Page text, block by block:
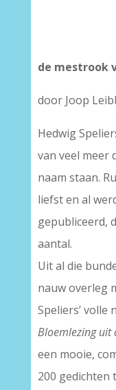
de mestrook
door Joop
Hedwig
van veel meer
naam staan.
liefst en al
gepubliceerd,
aantal.
Uit al die
nauw overleg
Speliers’ volle
Bloemlezing uit
een mooie,
200 gedichten